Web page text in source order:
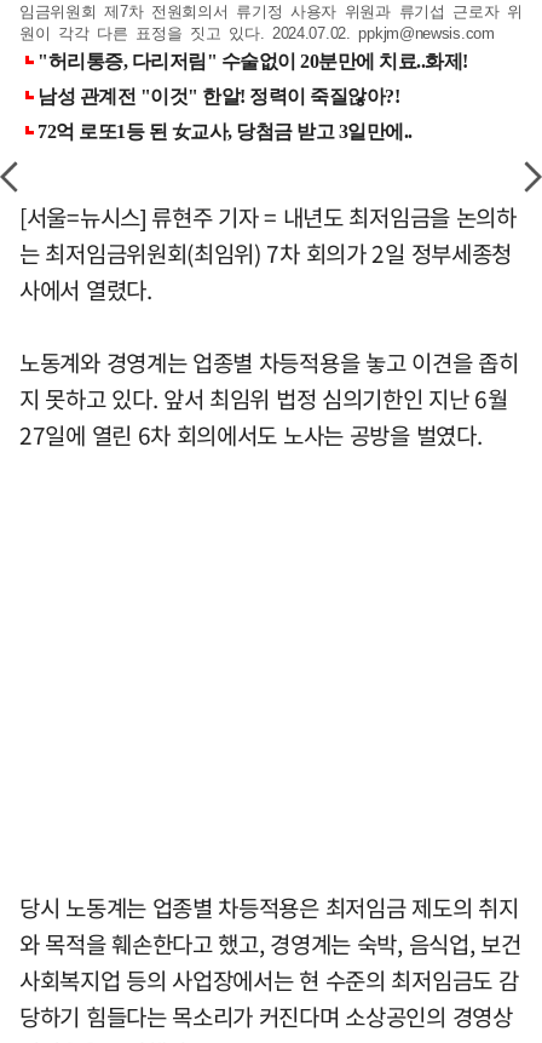
임금위원회 제7차 전원회의서 류기정 사용자 위원과 류기섭 근로자 위
원이 각각 다른 표정을 짓고 있다. 2024.07.02.ppkjm@newsis.com
[서울=뉴시스] 류현주 기자 = 내년도 최저임금을 논의하
는 최저임금위원회(최임위) 7차 회의가 2일 정부세종청
사에서 열렸다.
노동계와 경영계는 업종별 차등적용을 놓고 이견을 좁히
지 못하고 있다. 앞서 최임위 법정 심의기한인 지난 6월
27일에 열린 6차 회의에서도 노사는 공방을 벌였다.
당시 노동계는 업종별 차등적용은 최저임금 제도의 취지
와 목적을 훼손한다고 했고, 경영계는 숙박, 음식업, 보건
사회복지업 등의 사업장에서는 현 수준의 최저임금도 감
당하기 힘들다는 목소리가 커진다며 소상공인의 경영상